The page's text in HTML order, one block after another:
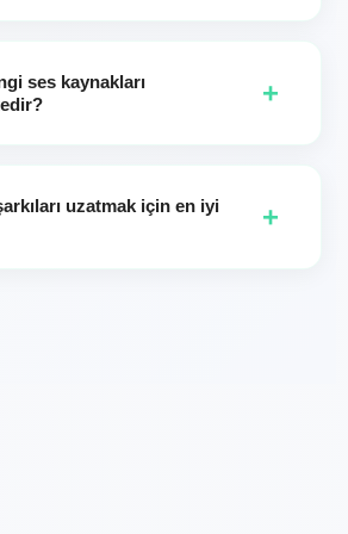
ses kaynakları
+
Remover sayfamızı kullanın: önce
elde edin, sonra SongGen içinde
uzatmak için en iyi
+